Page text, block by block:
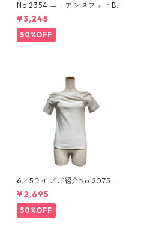
No.2354 ニュアンスフォトBO
Xtee
¥3,245
50%OFF
6／5ライブご紹介No.2075 ア
シンメトリーカットソー
¥2,695
50%OFF